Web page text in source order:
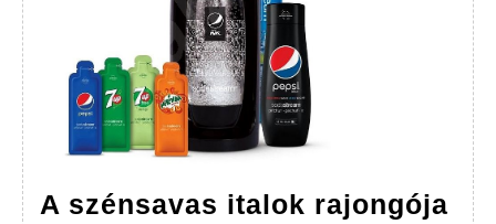
A szénsavas italok rajongója